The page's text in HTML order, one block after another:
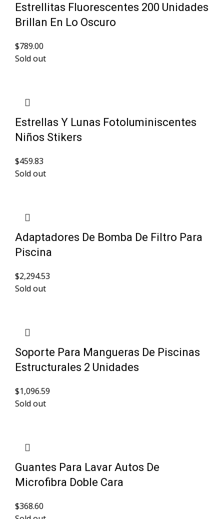
Estrellitas Fluorescentes 200 Unidades
Brillan En Lo Oscuro
$789.00
Sold out
Estrellas Y Lunas Fotoluminiscentes
Niños Stikers
$459.83
Sold out
Adaptadores De Bomba De Filtro Para
Piscina
$2,294.53
Sold out
Soporte Para Mangueras De Piscinas
Estructurales 2 Unidades
$1,096.59
Sold out
Guantes Para Lavar Autos De
Microfibra Doble Cara
$368.60